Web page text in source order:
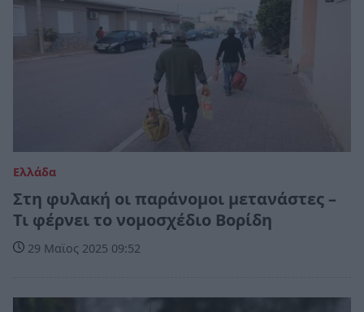
Ελλάδα
Στη φυλακή οι παράνομοι μετανάστες –
Τι φέρνει το νομοσχέδιο Βορίδη
29 Μαϊος 2025 09:52